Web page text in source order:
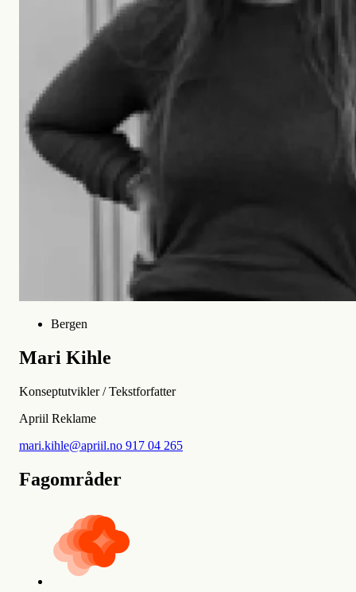
Bergen
Mari Kihle
Konseptutvikler / Tekstforfatter
Apriil Reklame
mari.kihle@apriil.no 917 04 265
Fagområder